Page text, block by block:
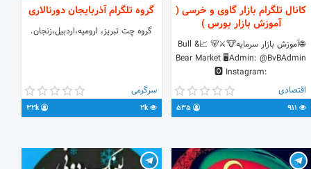
کانال تلگرام بازار گاوی و خرسی (
آموزش بازار بورس )
🌐آموزش بازار سرمایه🐮⚔️🐻 📈Bull &
Bear Market 🖥Admin: @BvBAdmin
🅾️ Instagram:
www.instagram.com/BvBMarket
اقتصادی
911
535
گروه تلگرام آذربایجان دورنالاری
گروه چت تبریز، ارومیه،اردبیل،زنجان.
سرگرمی
2k
32k